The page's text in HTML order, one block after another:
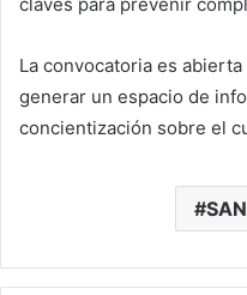
La convocatoria es
generar un espacio de
concientización sobre el